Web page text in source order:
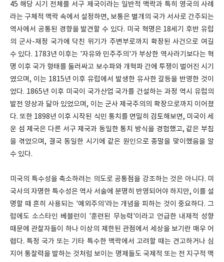
45 해당 시기 전체를 서구 제국이라는 일반적 맥락과 특히 영국의 사례
라는 구체적 맥락 속에서 설정하면, 보통은 별개의 국가 서사로 간주되는
역사에서 공통된 경향을 발견할 수 있다. 미국 혁명은 18세기 후반 유럽
의 군사-재정 국가에 닥친 위기가 주변부로까지 확장된 사건으로 여길
수 있다. 1783년 이후는 '자유와 민주주의'가 부상한 역사라기보다는 혁
명 이후 국가 형태를 둘러싸고 보수파와 개혁파 간에 투쟁이 벌어진 시기
였으며, 이는 1815년 이후 유럽에서 발생한 유사한 갈등을 반영한 것이
었다. 1865년 이후 미국이 국가산업 국가를 건설하는 과정 역시 유럽의
발전 양상과 닮아 있었으며, 이는 군사 제국주의의 확장으로까지 이어졌
다. 또한 1898년 이후 시작된 식민 통치를 면밀히 검토해보면, 미국이 세
운 섬 제국은 다른 서구 제국과 동일한 통치 방식을 경험했고, 같은 부침
을 겪었으며, 결국 동일한 시기에 같은 원인으로 종말을 맞이했음을 알
수 있다.
미국의 특수성을 축소하려는 의도로 공통점을 강조하는 것은 아니다. 미
국사의 자명한 특수성은 역사 서술에 분명히 반영되어야 하지만, 이를 설
명할 때 흔히 사용되는 '예외주의'라는 개념을 피하는 것이 중요하다. 그
럼에도 소스타인 베블런이 '훈련된 무능력'이라고 언급한 내재적 성향
때문에 관찰자들이 하나 이상의 제한된 관점에서 세상을 보기란 매우 어
렵다. 특정 국가 또는 기타 특수한 맥락에서 고려할 때는 견고하거나 심
지어 통찰력을 발하는 것처럼 보이는 명제들도 국제적 또는 전 지구적 맥